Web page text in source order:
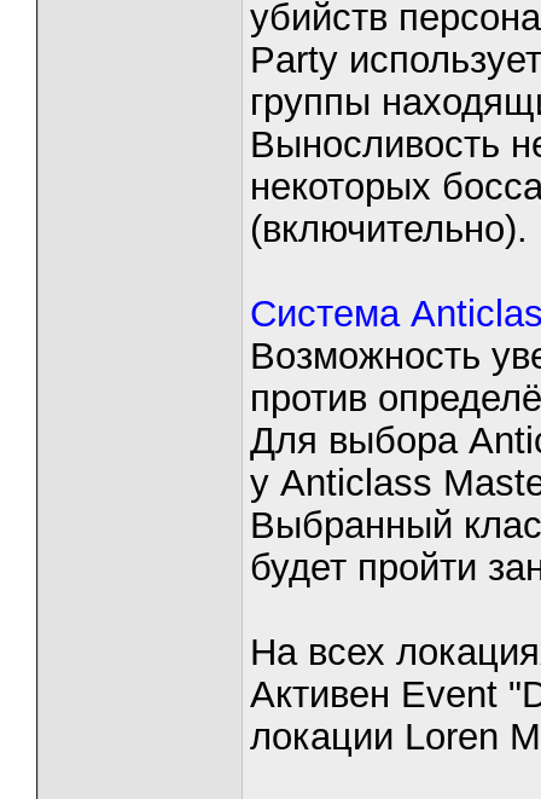
убийств
Party
группы
Выносливость
некоторых
(включительно).
Система
Возможность
против
Для выбора
у Anticlass
Выбранный
будет пройти
На всех
Активен Event
локации Loren